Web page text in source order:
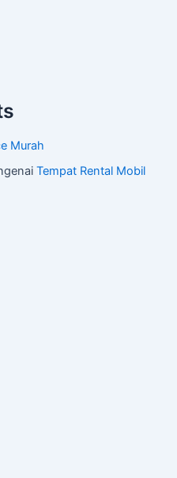
Murah
Tempat Rental Mobil